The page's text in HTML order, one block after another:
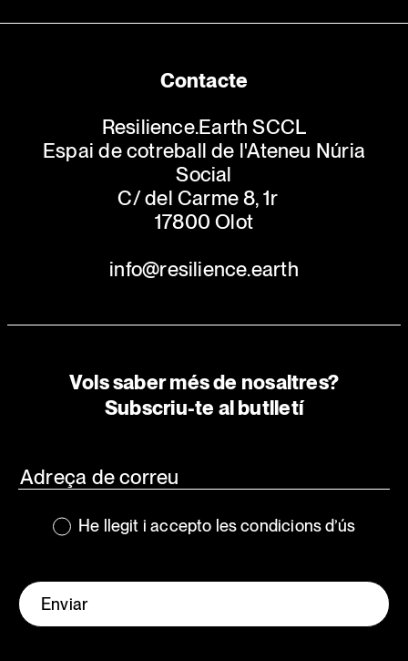
Contacte
Resilience.Earth SCCL
Espai de cotreball de l'Ateneu Núria
Social
C/ del Carme 8, 1r
17800 Olot
info@resilience.earth
Vols saber més de nosaltres?
Subscriu-te al butlletí
He llegit i accepto les condicions d’ús
Enviar